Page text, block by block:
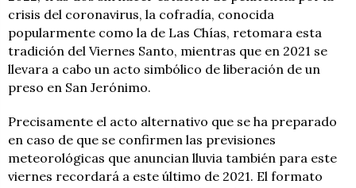
crisis del coronavirus, la cofradía, conocida
popularmente como la de Las Chías, retomara esta
tradición del Viernes Santo, mientras que en 2021 se
llevara a cabo un acto simbólico de liberación de un
preso en San Jerónimo.
Precisamente el acto alternativo que se ha preparado
en caso de que se confirmen las previsiones
meteorológicas que anuncian lluvia también para este
viernes recordará a este último de 2021. El formato